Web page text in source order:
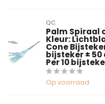
QC
Palm Spiraal
Kleur:
Cone
bijsteker ± 50
Per 10
Op voorraad